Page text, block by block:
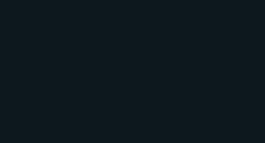
bei seiner Anhörung durch
nicht mehr gesprochen.
des
Phase vor der
der Fahrspur von MS M
garantierte